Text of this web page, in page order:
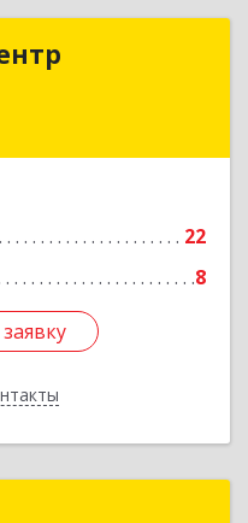
22
8
центр
Подробнее